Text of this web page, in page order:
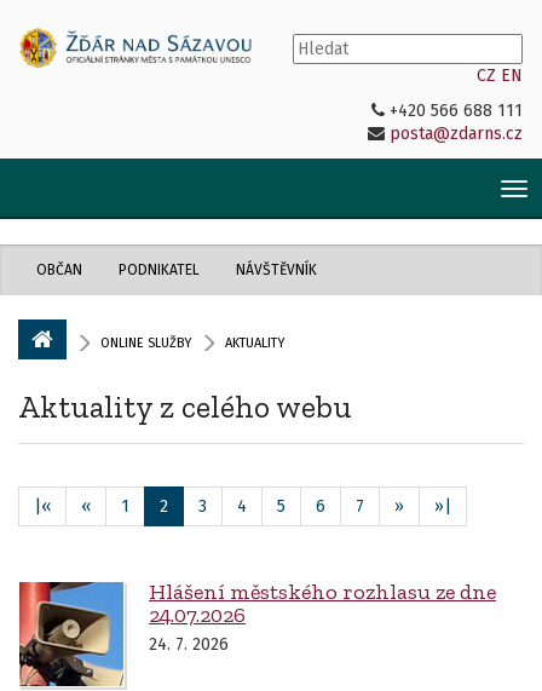
CZ EN
+420 566 688 111
posta@zdarns.cz
OBČAN PODNIKATEL NÁVŠTĚVNÍK
ONLINE SLUŽBY AKTUALITY
Aktuality z celého webu
|« « 1 2 3 4 5 6 7 » »|
Hlášení městského rozhlasu ze dne
24.07.2026
24. 7. 2026